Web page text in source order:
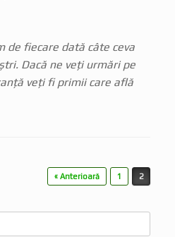
de fiecare dată câte ceva
Dacă ne veți urmări pe
veți fi primii care află
« Anterioară 1 2